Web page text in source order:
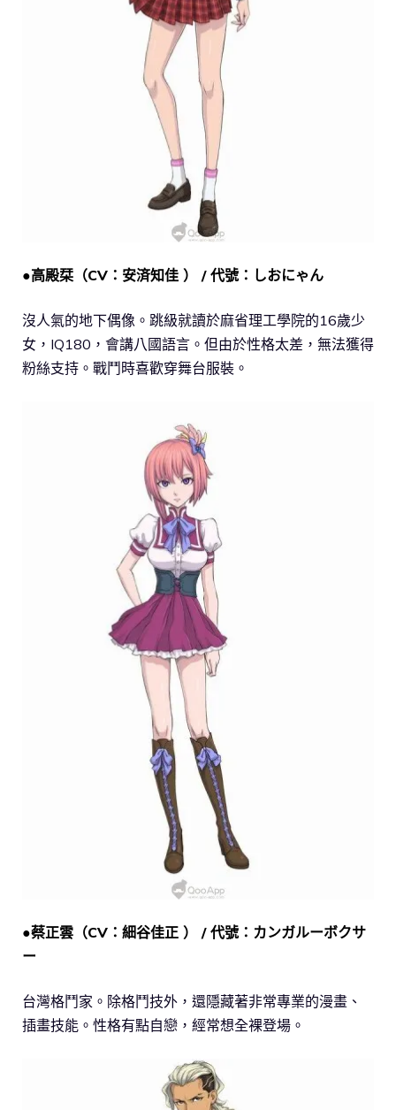
●高殿栞（CV：安済知佳 ） / 代號：しおにゃん
沒人氣的地下偶像。跳級就讀於麻省理工學院的16歲少
女，IQ180，會講八國語言。但由於性格太差，無法獲得
粉絲支持。戰鬥時喜歡穿舞台服裝。
●蔡正雲（CV：細谷佳正 ） / 代號：カンガルーボクサ
ー
台灣格鬥家。除格鬥技外，還隱藏著非常專業的漫畫、
插畫技能。性格有點自戀，經常想全裸登場。